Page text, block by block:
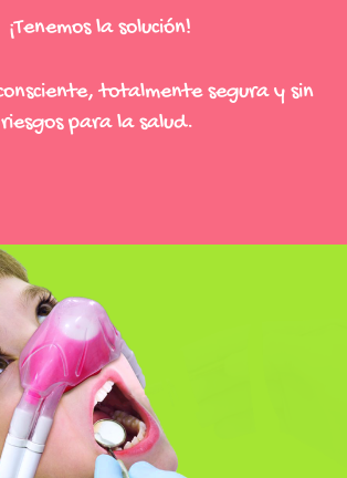
¡Tenemos la solución!
totalmente segura y sin
riesgos para la salud.